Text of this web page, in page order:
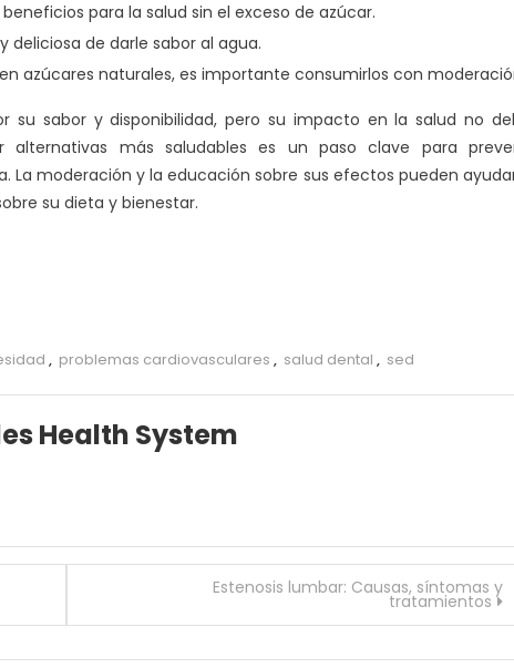
para la salud sin el exceso de azúcar.
deliciosa de darle sabor al agua.
azúcares naturales, es importante consumirlos con
su sabor y disponibilidad, pero su impacto en la salud no
alternativas más saludables es un paso clave para
La moderación y la educación sobre sus efectos pueden
su dieta y bienestar.
, problemas cardiovasculares , salud dental , sed
Health System
Estenosis lumbar: Causas, síntomas y
tratamientos